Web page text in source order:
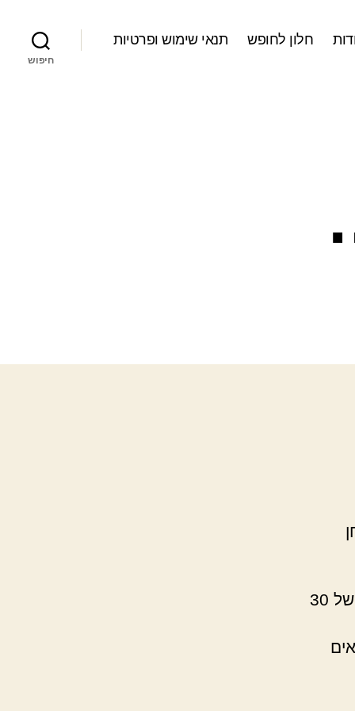
חלון לחופש תנאי שימוש ופרטיות
חיפוש
, מעלה את השאלה ונותן פרספקטיבה של 30